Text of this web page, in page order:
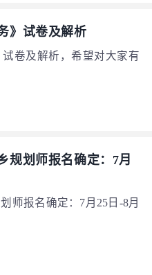
》试卷及解析
卷及解析，希望对大家有
规划师报名确定：7月
师报名确定：7月25日-8月